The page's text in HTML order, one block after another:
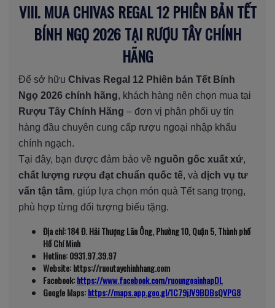
VIII. MUA CHIVAS REGAL 12 PHIÊN BẢN TẾT
BÍNH NGỌ 2026 TẠI RƯỢU TÂY CHÍNH
HÃNG
Để sở hữu Chivas Regal 12 Phiên bản Tết Bính
Ngọ 2026 chính hãng, khách hàng nên chọn mua tại
Rượu Tây Chính Hãng – đơn vị phân phối uy tín
hàng đầu chuyên cung cấp rượu ngoại nhập khẩu
chính ngạch.
Tại đây, bạn được đảm bảo về nguồn gốc xuất xứ,
chất lượng rượu đạt chuẩn quốc tế, và dịch vụ tư
vấn tận tâm, giúp lựa chọn món quà Tết sang trọng,
phù hợp từng đối tượng biếu tặng.
Địa chỉ: 184 Đ. Hải Thượng Lãn Ông, Phường 10, Quận 5, Thành phố
Hồ Chí Minh
Hotline: 0931.97.39.97
Website: https://ruoutaychinhhang.com
Facebook:https://www.facebook.com/ruoungoainhapDL
Google Maps:https://maps.app.goo.gl/1C79jJV9BDBsQVPG8